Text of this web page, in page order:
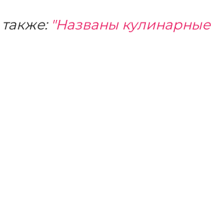
"Названы кулинарные